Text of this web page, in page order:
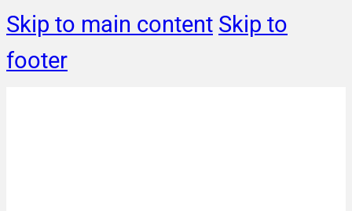
Skip to main content Skip to
footer